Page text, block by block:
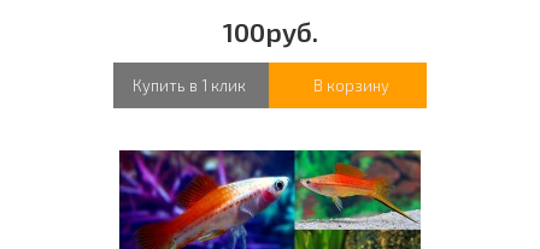
100руб.
Купить в 1 клик В корзину